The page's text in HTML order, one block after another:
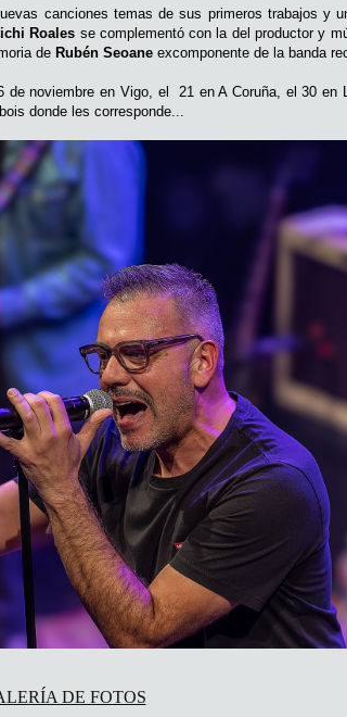
canciones temas de sus primeros trabajos
Roales se complementó con la del productor y
de Rubén Seoane excomponente de la banda
noviembre en Vigo, el 21 en A Coruña, el 30
donde les corresponde...
DE FOTOS